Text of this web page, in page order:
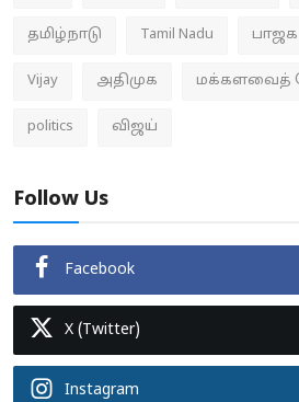
தமிழ்நாடு Tamil Nadu பாஜக
Vijay அதிமுக மக்களவைத்
politics விஜய்
Follow Us
Facebook
X (Twitter)
Instagram